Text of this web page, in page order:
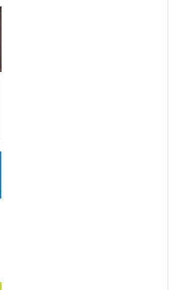
Libri di Testo
Scuola in chiaro
Erasmus+